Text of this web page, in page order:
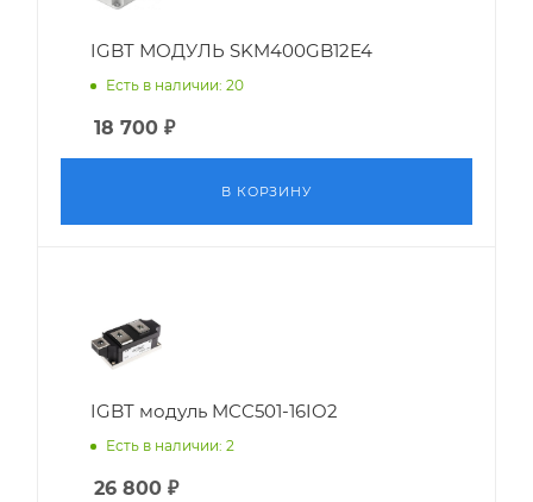
IGBT МОДУЛЬ SKM400GB12E4
Есть в наличии: 20
18 700 ₽
В КОРЗИНУ
IGBT модуль MCC501-16IO2
Есть в наличии: 2
26 800 ₽